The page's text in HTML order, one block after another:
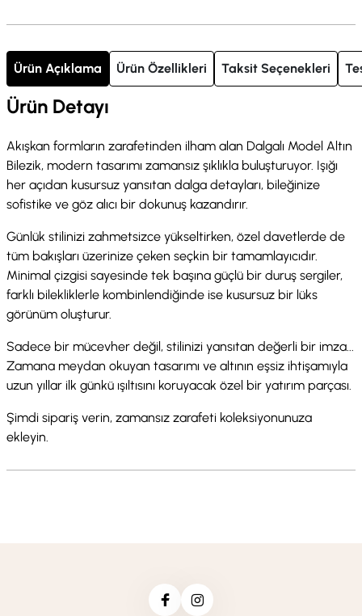
Ürün Açıklama Ürün Özellikleri Taksit Seçenekleri
Ürün Detayı
Akışkan formların zarafetinden ilham alan Dalgalı Model Altın
Bilezik, modern tasarımı zamansız şıklıkla buluşturuyor. Işığı
her açıdan kusursuz yansıtan dalga detayları, bileğinize
sofistike ve göz alıcı bir dokunuş kazandırır.
Günlük stilinizi zahmetsizce yükseltirken, özel davetlerde de
tüm bakışları üzerinize çeken seçkin bir tamamlayıcıdır.
Minimal çizgisi sayesinde tek başına güçlü bir duruş sergiler,
farklı bilekliklerle kombinlendiğinde ise kusursuz bir lüks
görünüm oluşturur.
Sadece bir mücevher değil, stilinizi yansıtan değerli bir imza...
Zamana meydan okuyan tasarımı ve altının eşsiz ihtişamıyla
uzun yıllar ilk günkü ışıltısını koruyacak özel bir yatırım parçası.
Şimdi sipariş verin, zamansız zarafeti koleksiyonunuza
ekleyin.